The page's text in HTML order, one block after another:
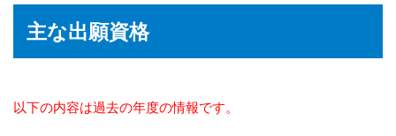
主な出願資格
以下の内容は過去の年度の情報です。